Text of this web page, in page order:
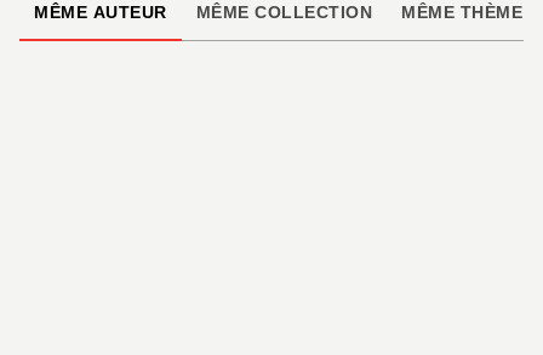
MÊME AUTEUR MÊME COLLECTION MÊME THÈME